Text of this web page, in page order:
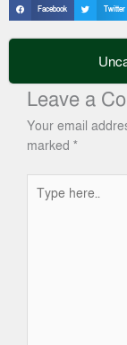
Facebook Twitter
Leave a
Your email
marked *
here..